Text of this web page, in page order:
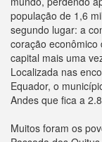
população de 1,6
segundo lugar: a
coração
capital mais uma
Localizada nas
Equador, o
Andes que fica a
Muitos foram os